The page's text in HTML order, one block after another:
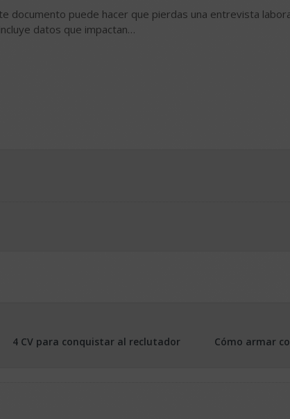
documento puede hacer que pierdas una entrevista
datos que impactan…
4 CV para conquistar al reclutador Cómo armar